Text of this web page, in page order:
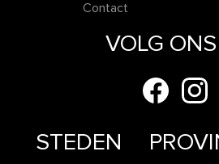
Contact
STEDEN
VOLG